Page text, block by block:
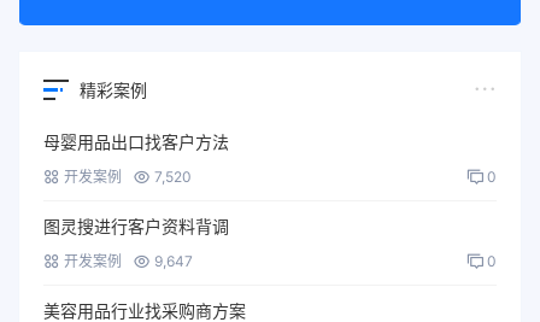
精彩案例
母婴用品出口找客户方法
开发案例 7,520 0
图灵搜进行客户资料背调
开发案例 9,647 0
美容用品行业找采购商方案